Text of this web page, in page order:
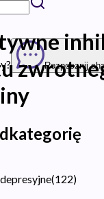
Rozpocznij
(122)